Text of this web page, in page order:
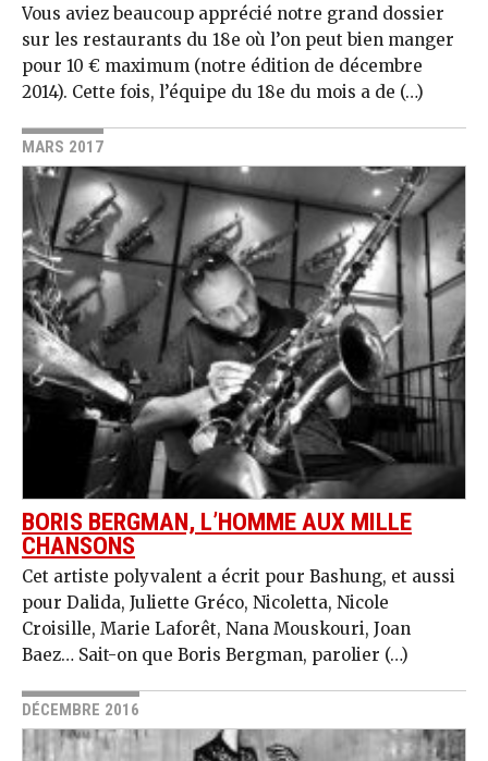
Vous aviez beaucoup apprécié notre grand dossier
sur les restaurants du 18e où l’on peut bien manger
pour 10 € maximum (notre édition de décembre
2014). Cette fois, l’équipe du 18e du mois a de (…)
MARS 2017
BORIS BERGMAN, L’HOMME AUX MILLE
CHANSONS
Cet artiste polyvalent a écrit pour Bashung, et aussi
pour Dalida, Juliette Gréco, Nicoletta, Nicole
Croisille, Marie Laforêt, Nana Mouskouri, Joan
Baez… Sait-on que Boris Bergman, parolier (…)
DÉCEMBRE 2016